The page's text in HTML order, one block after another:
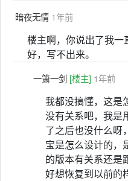
暗夜无情 1年前
楼主啊，你说出了我
好，写不出来。
一箫一剑 [楼主] 1年前
我都没搞懂，这是
没有关系吧，我是
了之后也没什么呀
宝是怎么设计的，
的版本有关系还是
好想恢复到以前的